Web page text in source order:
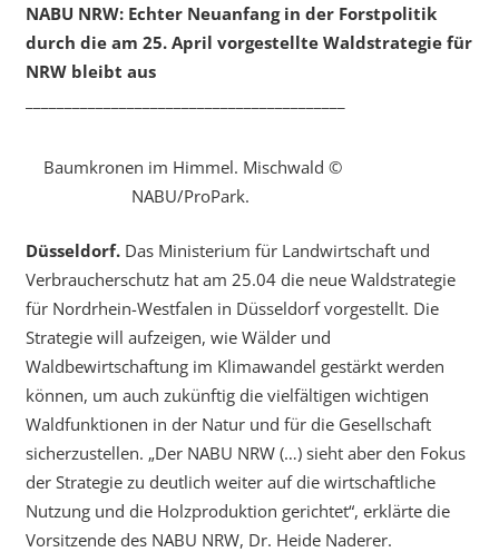
NABU NRW: Echter Neuanfang in der Forstpolitik
durch die am 25. April vorgestellte Waldstrategie für
NRW bleibt aus
Baumkronen im Himmel. Mischwald ©
NABU/ProPark.
Düsseldorf.Das Ministerium für Landwirtschaft und
Verbraucherschutz hat am 25.04 die neue Waldstrategie
für Nordrhein-Westfalen in Düsseldorf vorgestellt. Die
Strategie will aufzeigen, wie Wälder und
Waldbewirtschaftung im Klimawandel gestärkt werden
können, um auch zukünftig die vielfältigen wichtigen
Waldfunktionen in der Natur und für die Gesellschaft
sicherzustellen. „Der NABU NRW (…) sieht aber den Fokus
der Strategie zu deutlich weiter auf die wirtschaftliche
Nutzung und die Holzproduktion gerichtet“, erklärte die
Vorsitzende des NABU NRW, Dr. Heide Naderer.